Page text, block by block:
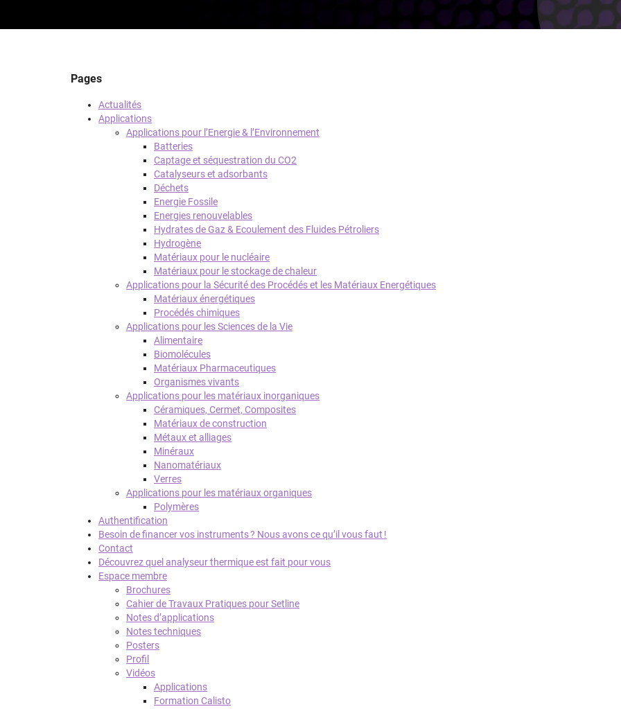
Pages
Actualités
Applications
Applications pour l’Energie & l’Environnement
Batteries
Captage et séquestration du CO2
Catalyseurs et adsorbants
Déchets
Energie Fossile
Energies renouvelables
Hydrates de Gaz & Ecoulement des Fluides Pétroliers
Hydrogène
Matériaux pour le nucléaire
Matériaux pour le stockage de chaleur
Applications pour la Sécurité des Procédés et les Matériaux Energétiques
Matériaux énergétiques
Procédés chimiques
Applications pour les Sciences de la Vie
Alimentaire
Biomolécules
Matériaux Pharmaceutiques
Organismes vivants
Applications pour les matériaux inorganiques
Céramiques, Cermet, Composites
Matériaux de construction
Métaux et alliages
Minéraux
Nanomatériaux
Verres
Applications pour les matériaux organiques
Polymères
Authentification
Besoin de financer vos instruments ? Nous avons ce qu’il vous faut !
Contact
Découvrez quel analyseur thermique est fait pour vous
Espace membre
Brochures
Cahier de Travaux Pratiques pour Setline
Notes d’applications
Notes techniques
Posters
Profil
Vidéos
Applications
Formation Calisto